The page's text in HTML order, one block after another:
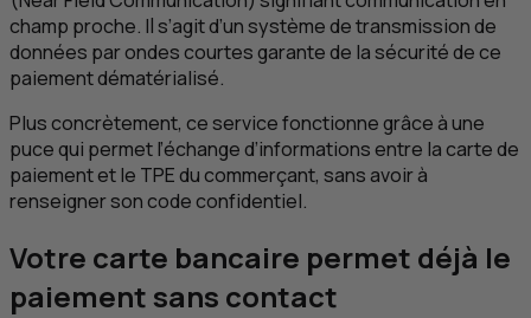
champ proche. Il s’agit d’un système de transmission de
données par ondes courtes garante de la sécurité de ce
paiement dématérialisé.
Plus concrètement, ce service fonctionne grâce à une
puce qui permet l’échange d’informations entre la carte de
paiement et le TPEdu commerçant, sans avoir à
renseigner son code confidentiel.
Votre carte bancaire permet déjà le
paiement sans contact